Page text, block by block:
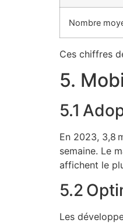
Nombre
Ces chiffres
5.
5.1
En 2023, 3,8
semaine. Le
affichent le
5.2
Les